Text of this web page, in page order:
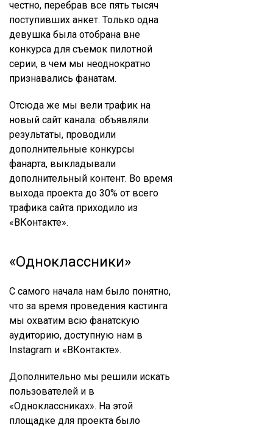
честно, перебрав все пять тысяч
поступивших анкет. Только одна
девушка была отобрана вне
конкурса для съемок пилотной
серии, в чем мы неоднократно
признавались фанатам.
Отсюда же мы вели трафик на
новый сайт канала: объявляли
результаты, проводили
дополнительные конкурсы
фанарта, выкладывали
дополнительный контент. Во время
выхода проекта до 30% от всего
трафика сайта приходило из
«ВКонтакте».
«Одноклассники»
С самого начала нам было понятно,
что за время проведения кастинга
мы охватим всю фанатскую
аудиторию, доступную нам в
Instagram и «ВКонтакте».
Дополнительно мы решили искать
пользователей и в
«Одноклассниках». На этой
площадке для проекта было